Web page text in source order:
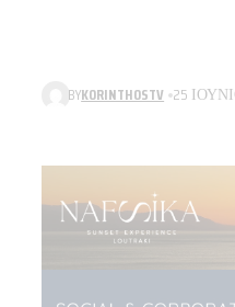
BYKORINTHOSTV 25